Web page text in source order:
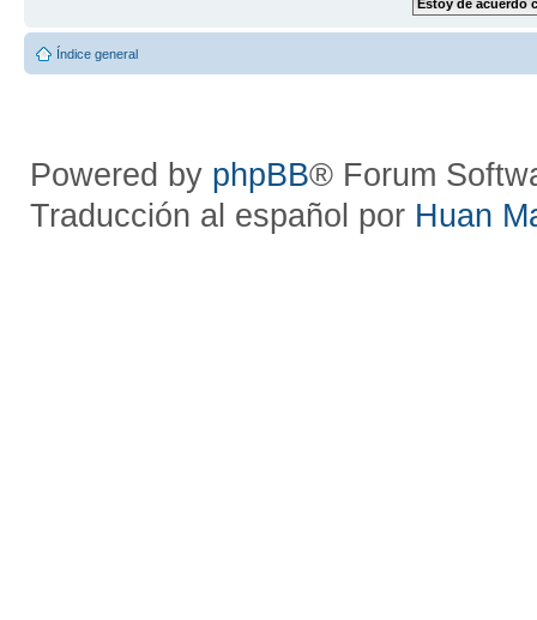
Índice general
Powered by phpBB® Forum
Traducción al español por Huan